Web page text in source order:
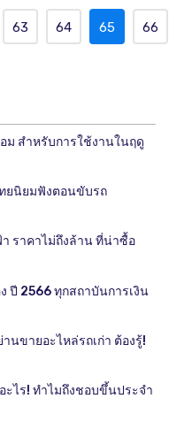
63 64 65 66
ม สำหรับการใช้งานในฤดู
ยนิยมฟังตอนขับรถ
ราคาไม่ถึงล้าน ที่น่าซื้อ
ปี 2566 ทุกสถาบันการเงิน
นขายอะไหล่รถเก่า ต้องรู้!
ะไร! ทำไมถึงชอบขึ้นประจำ